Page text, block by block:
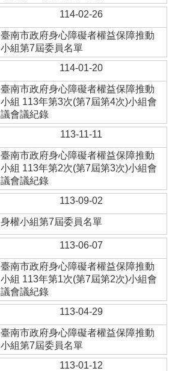
114-02-26
臺南市政府身心障礙者權益保障推動
小組第7屆委員名單
114-01-20
臺南市政府身心障礙者權益保障推動
小組 113年第3次(第7屆第4次)小組會
議會議紀錄
113-11-11
臺南市政府身心障礙者權益保障推動
小組 113年第2次(第7屆第3次)小組會
議會議紀錄
113-09-02
身權小組第7屆委員名單
113-06-07
臺南市政府身心障礙者權益保障推動
小組 113年第1次(第7屆第2次)小組會
議會議紀錄
113-04-29
臺南市政府身心障礙者權益保障推動
小組第7屆委員名單
113-01-12